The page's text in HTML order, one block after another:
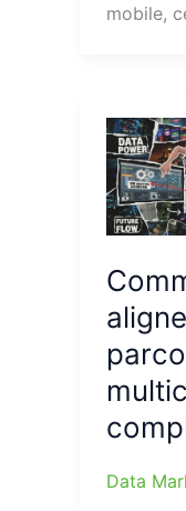
mobile,
Data